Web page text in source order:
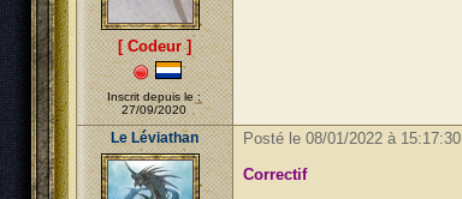
[ Codeur ]
Inscrit depuis le :
27/09/2020
Le Léviathan
Posté le 08/01/2022 à 15:17:30
Correctif